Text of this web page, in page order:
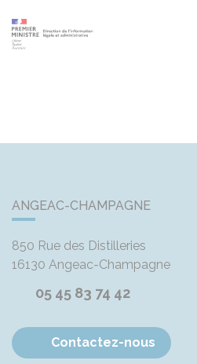
ANGEAC-CHAMPAGNE
850 Rue des Distilleries
16130 Angeac-Champagne
05 45 83 74 42
Contactez-nous